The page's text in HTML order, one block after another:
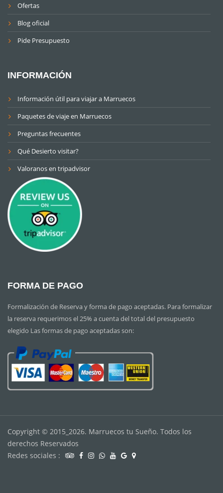
Ofertas
Blog oficial
Pide Presupuesto
INFORMACIÓN
Información útil para viajar a Marruecos
Paquetes de viaje en Marruecos
Preguntas frecuentes
Qué Desierto visitar?
Valoranos en tripadvisor
FORMA DE PAGO
Formalización de Reserva y forma de pago aceptadas. Para formalizar
la reserva requerimos el 25% a cuenta del total del presupuesto
elegido Las formas de pago aceptadas son:
Copyright © 2015_2026. Marruecos tu Sueño. Todos los
derechos Reservados
Redes sociales :